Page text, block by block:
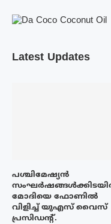
Latest Updates
പശ്ചിമേഷ്യന്‍
മോദിയെ ഫോണില്‍
വിളിച്ച് യുഎസ് വൈസ്
പ്രസിഡന്റ്.